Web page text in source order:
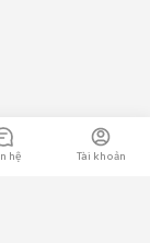
hệ Tài khoản